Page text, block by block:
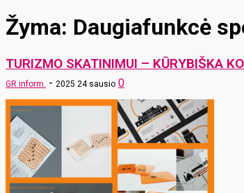
Žyma: Daugiafunkcė
TURIZMO SKATINIMUI – KŪRYBIŠKA
GR inform. - 2025 24 sausio 0